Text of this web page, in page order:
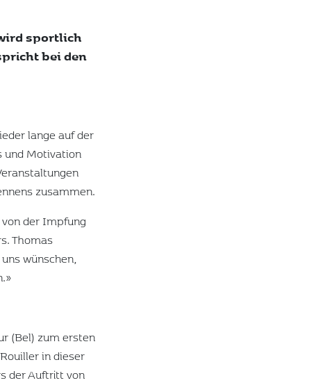
sportlich
bei den
lange auf der
und Motivation
zusammen.
der Impfung
Thomas
wünschen,
(Bel) zum ersten
in dieser
der Auftritt von